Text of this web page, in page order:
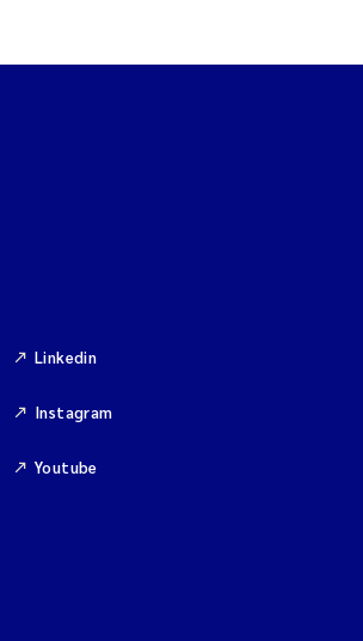
Linkedin
Instagram
Youtube